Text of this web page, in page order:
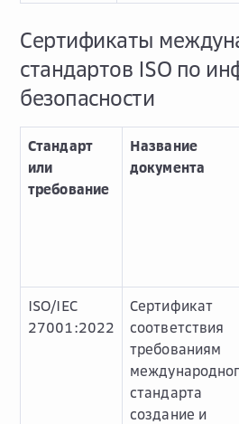
Сертификаты
стандартов ISO по
безопасности
Стандарт
или
требование
Название
документа
ISO/IEC
27001:2022
Сертификат
соответствия
требованиям
стандарта
создание и